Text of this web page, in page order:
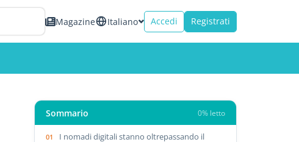
Magazine Italiano Accedi Registrati
Sommario 0% letto
I nomadi digitali stanno oltrepassando il